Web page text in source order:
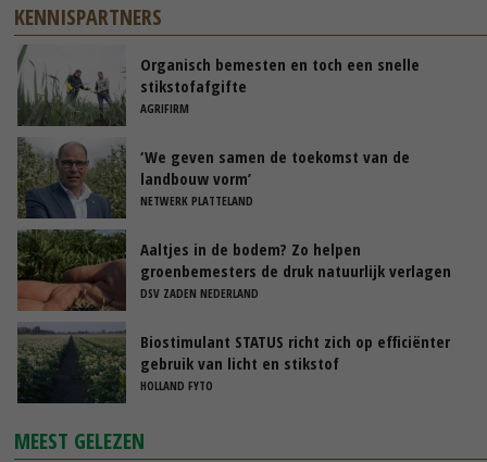
KENNISPARTNERS
Organisch bemesten en toch een snelle
stikstofafgifte
AGRIFIRM
‘We geven samen de toekomst van de
landbouw vorm’
NETWERK PLATTELAND
Aaltjes in de bodem? Zo helpen
groenbemesters de druk natuurlijk verlagen
DSV ZADEN NEDERLAND
Biostimulant STATUS richt zich op efficiënter
gebruik van licht en stikstof
HOLLAND FYTO
MEEST GELEZEN